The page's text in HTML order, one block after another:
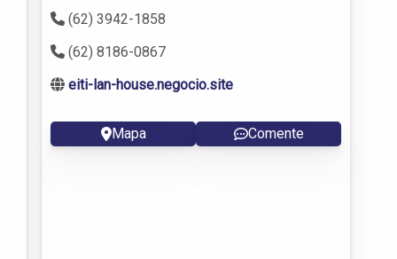
(62) 3942-1858
(62) 8186-0867
eiti-lan-house.negocio.site
Mapa Comente